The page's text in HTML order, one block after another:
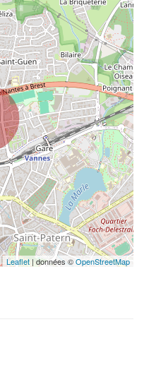
Leaflet| données ©OpenStreetMap